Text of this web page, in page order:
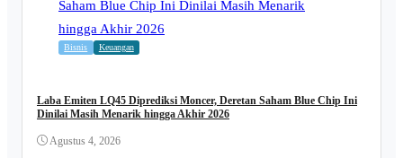
Bisnis Keuangan
Laba Emiten LQ45 Diprediksi Moncer, Deretan Saham Blue Chip Ini
Dinilai Masih Menarik hingga Akhir 2026
Agustus 4, 2026